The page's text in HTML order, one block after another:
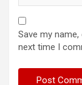
Save my
next time I